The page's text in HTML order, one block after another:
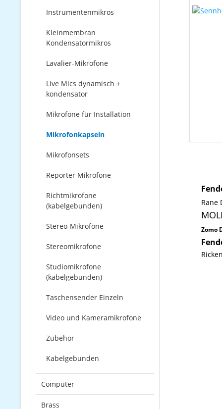
Instrumentenmikros
Kleinmembran
Kondensatormikros
Lavalier-Mikrofone
Live Mics dynamisch +
kondensator
Mikrofone für Installation
Mikrofonkapseln
Mikrofonsets
Reporter Mikrofone
Richtmikrofone
(kabelgebunden)
Stereo-Mikrofone
Stereomikrofone
Studiomikrofone
(kabelgebunden)
Taschensender Einzeln
Video und Kameramikrofone
Zubehör
Kabelgebunden
Computer
Brass
Rane
Zomo